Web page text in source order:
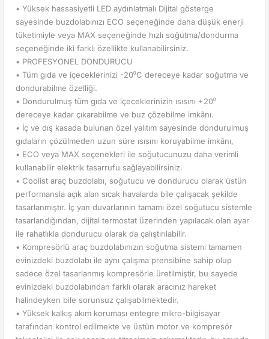
• Yüksek hassasiyetli LED aydınlatmalı Dijital gösterge
sayesinde buzdolabınızı ECO seçeneğinde daha düşük enerji
tüketimiyle veya MAX seçeneğinde hızlı soğutma/dondurma
seçeneğinde iki farklı özellikte kullanabilirsiniz.
• PROFESYONEL DONDURUCU
• Tüm gıda ve içeceklerinizi -20⁰C dereceye kadar soğutma ve
dondurabilme özelliği.
• Dondurulmuş tüm gıda ve içeceklerinizin ısısını +20⁰
dereceye kadar çıkarabilme ve buz çözebilme imkânı.
• İç ve dış kasada bulunan özel yalıtım sayesinde dondurulmuş
gıdaların çözülmeden uzun süre ısısını koruyabilme imkânı,
• ECO veya MAX seçenekleri ile soğutucunuzu daha verimli
kullanabilir elektrik tasarrufu sağlayabilirsiniz.
• Coolist araç buzdolabı, soğutucu ve dondurucu olarak üstün
performansla açık alan sıcak havalarda bile çalışacak şekilde
tasarlanmıştır. İç yan duvarlarının tamamı özel soğutucu sistemle
tasarlandığından, dijital termostat üzerinden yapılacak olan ayar
ile rahatlıkla dondurucu olarak da çalıştırılabilir.
• Kompresörlü araç buzdolabınızın soğutma sistemi tamamen
evinizdeki buzdolabı ile aynı çalışma prensibine sahip olup
sadece özel tasarlanmış kompresörle üretilmiştir, bu sayede
evinizdeki buzdolabından farklı olarak aracınız hareket
halindeyken bile sorunsuz çalışabilmektedir.
• Yüksek kalkış akım koruması entegre mikro-bilgisayar
tarafından kontrol edilmekte ve üstün motor ve kompresör